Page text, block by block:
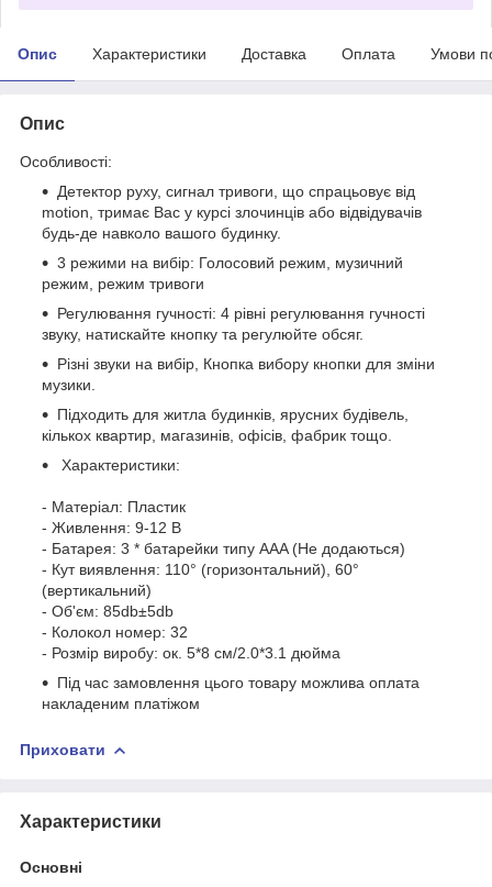
Опис Характеристики Доставка Оплата Умови
Опис
Особливості:
Детектор руху, сигнал тривоги, що спрацьовує від
motion, тримає Вас у курсі злочинців або відвідувачів
будь-де навколо вашого будинку.
3 режими на вибір: Голосовий режим, музичний
режим, режим тривоги
Регулювання гучності: 4 рівні регулювання гучності
звуку, натискайте кнопку та регулюйте обсяг.
Різні звуки на вибір, Кнопка вибору кнопки для зміни
музики.
Підходить для житла будинків, ярусних будівель,
кількох квартир, магазинів, офісів, фабрик тощо.
Характеристики:
- Матеріал: Пластик
- Живлення: 9-12 В
- Батарея: 3 * батарейки типу AAA (Не додаються)
- Кут виявлення: 110° (горизонтальний), 60°
(вертикальний)
- Об'єм: 85db±5db
- Колокол номер: 32
- Розмір виробу: ок. 5*8 см/2.0*3.1 дюйма
Під час замовлення цього товару можлива оплата
накладеним платіжом
Приховати
Характеристики
Основні